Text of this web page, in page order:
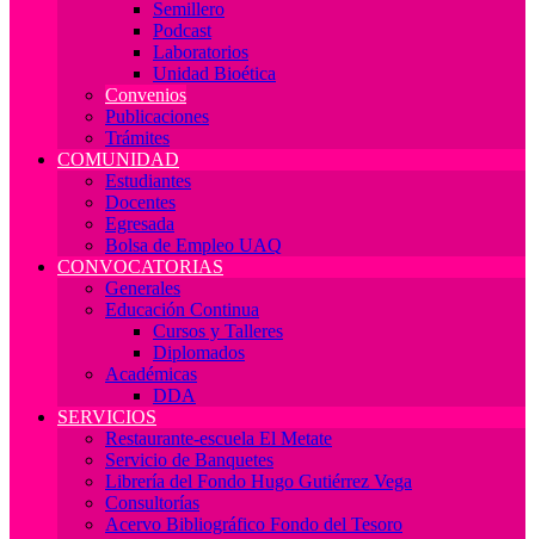
Semillero
Podcast
Laboratorios
Unidad Bioética
Convenios
Publicaciones
Trámites
COMUNIDAD
Estudiantes
Docentes
Egresada
Bolsa de Empleo UAQ
CONVOCATORIAS
Generales
Educación Continua
Cursos y Talleres
Diplomados
Académicas
DDA
SERVICIOS
Restaurante-escuela El Metate
Servicio de Banquetes
Librería del Fondo Hugo Gutiérrez Vega
Consultorías
Acervo Bibliográfico Fondo del Tesoro